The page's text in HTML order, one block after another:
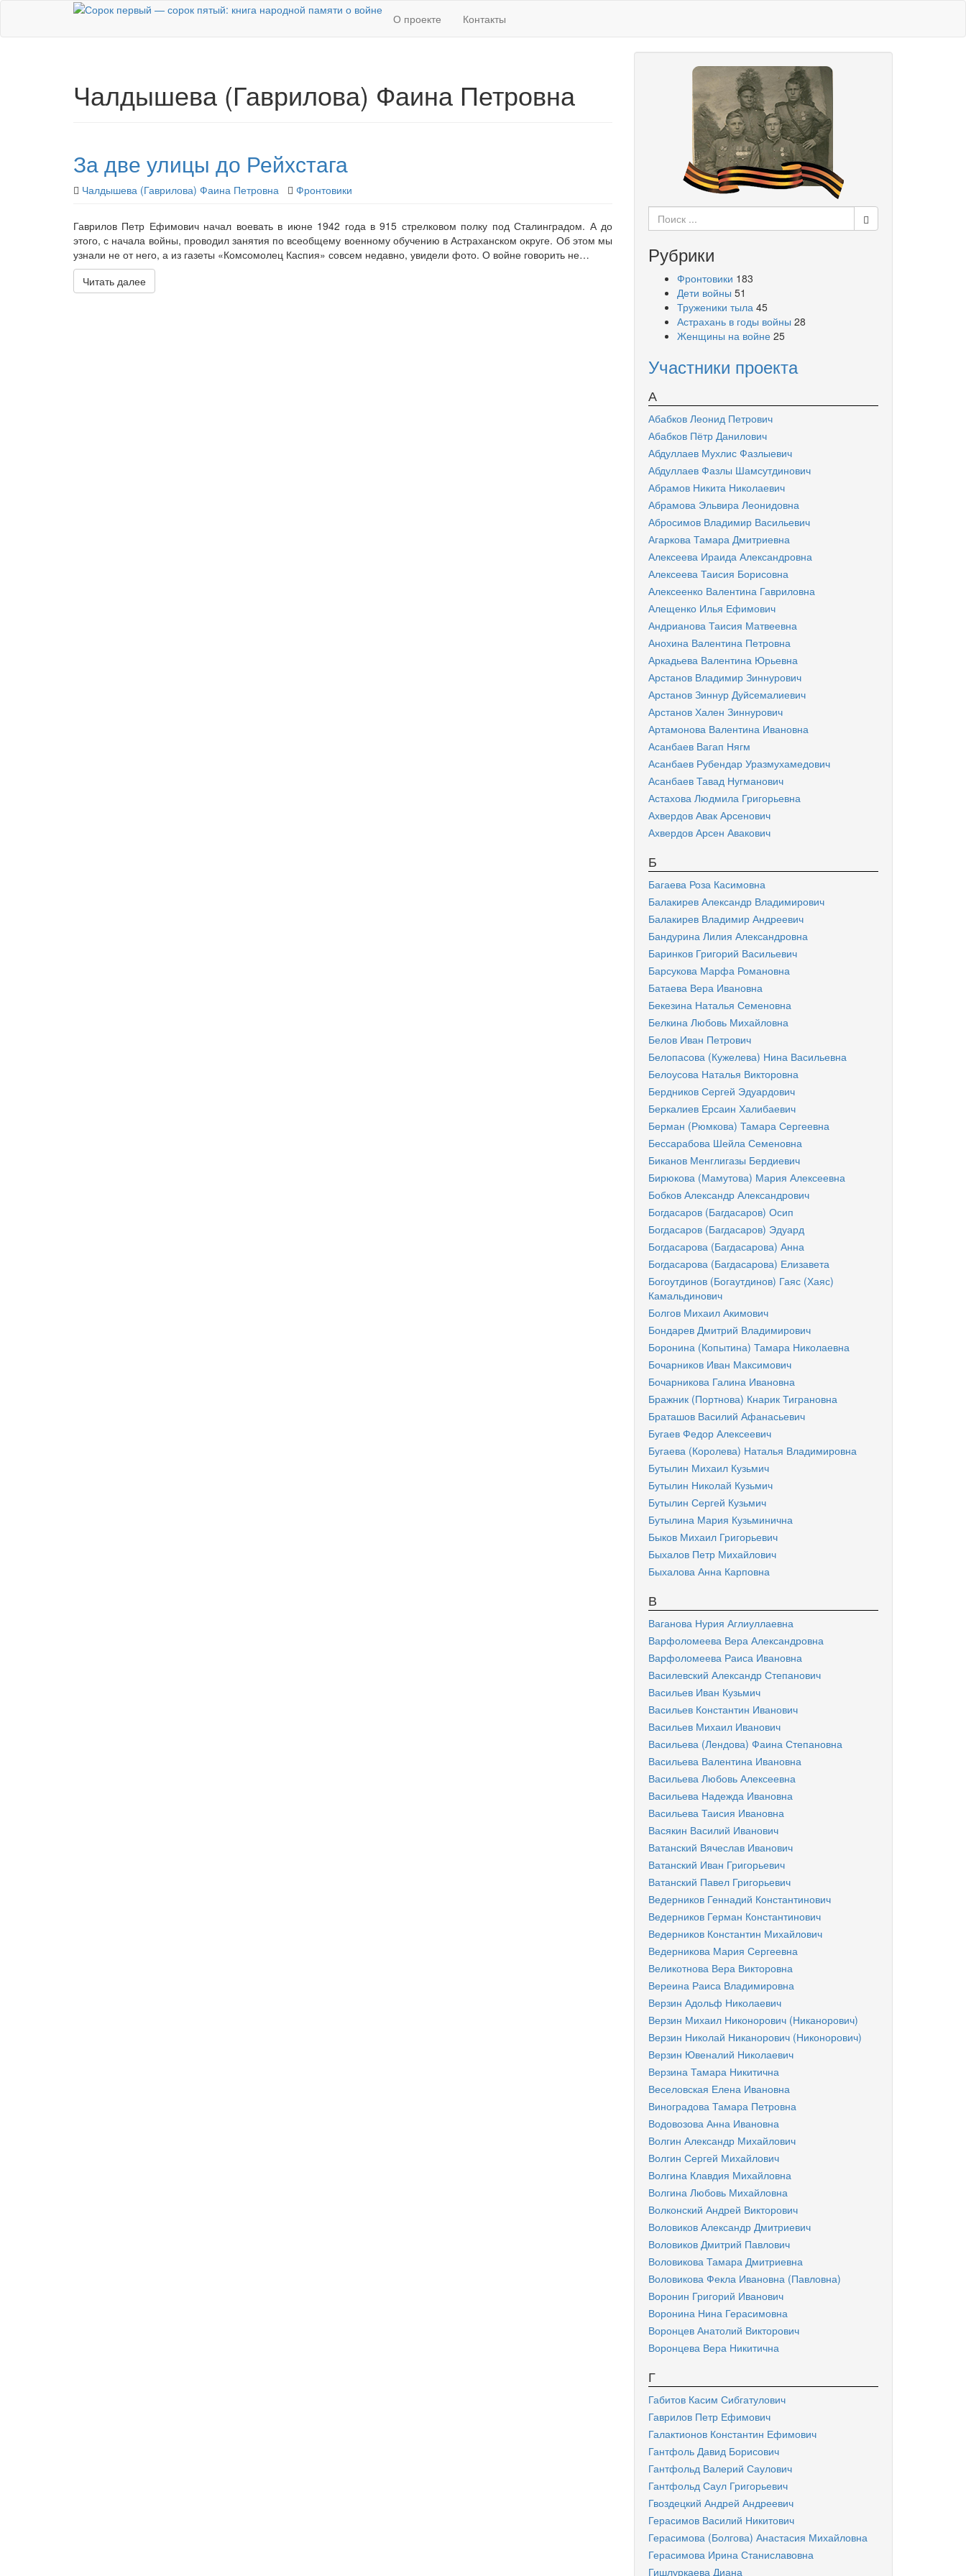
main
О проекте Контакты
Чалдышева (Гаврилова) Фаина Петровна
За две улицы до Рейхстага
Чалдышева (Гаврилова) Фаина Петровна Фронтовики
Гаврилов Петр Ефимович начал воевать в июне 1942 года в 915 стрелковом полку под Сталинградом. А до
этого, с начала войны, проводил занятия по всеобщему военному обучению в Астраханском округе. Об этом мы
узнали не от него, а из газеты «Комсомолец Каспия» совсем недавно, увидели фото. О войне говорить не…
Читать далее
Поиск
для:
Рубрики
Фронтовики 183
Дети войны 51
Труженики тыла 45
Астрахань в годы войны 28
Женщины на войне 25
Участники проекта
А
Абабков Леонид Петрович
Абабков Пётр Данилович
Абдуллаев Мухлис Фазлыевич
Абдуллаев Фазлы Шамсутдинович
Абрамов Никита Николаевич
Абрамова Эльвира Леонидовна
Абросимов Владимир Васильевич
Агаркова Тамара Дмитриевна
Алексеева Ираида Александровна
Алексеева Таисия Борисовна
Алексеенко Валентина Гавриловна
Алещенко Илья Ефимович
Андрианова Таисия Матвеевна
Анохина Валентина Петровна
Аркадьева Валентина Юрьевна
Арстанов Владимир Зиннурович
Арстанов Зиннур Дуйсемалиевич
Арстанов Хален Зиннурович
Артамонова Валентина Ивановна
Асанбаев Вагап Нягм
Асанбаев Рубендар Уразмухамедович
Асанбаев Тавад Нугманович
Астахова Людмила Григорьевна
Ахвердов Авак Арсенович
Ахвердов Арсен Авакович
Б
Багаева Роза Касимовна
Балакирев Александр Владимирович
Балакирев Владимир Андреевич
Бандурина Лилия Александровна
Баринков Григорий Васильевич
Барсукова Марфа Романовна
Батаева Вера Ивановна
Бекезина Наталья Семеновна
Белкина Любовь Михайловна
Белов Иван Петрович
Белопасова (Кужелева) Нина Васильевна
Белоусова Наталья Викторовна
Бердников Сергей Эдуардович
Беркалиев Ерсаин Халибаевич
Берман (Рюмкова) Тамара Сергеевна
Бессарабова Шейла Семеновна
Биканов Менглигазы Бердиевич
Бирюкова (Мамутова) Мария Алексеевна
Бобков Александр Александрович
Богдасаров (Багдасаров) Осип
Богдасаров (Багдасаров) Эдуард
Богдасарова (Багдасарова) Анна
Богдасарова (Багдасарова) Елизавета
Богоутдинов (Богаутдинов) Гаяс (Хаяс)
Камальдинович
Болгов Михаил Акимович
Бондарев Дмитрий Владимирович
Боронина (Копытина) Тамара Николаевна
Бочарников Иван Максимович
Бочарникова Галина Ивановна
Бражник (Портнова) Кнарик Тиграновна
Браташов Василий Афанасьевич
Бугаев Федор Алексеевич
Бугаева (Королева) Наталья Владимировна
Бутылин Михаил Кузьмич
Бутылин Николай Кузьмич
Бутылин Сергей Кузьмич
Бутылина Мария Кузьминична
Быков Михаил Григорьевич
Быхалов Петр Михайлович
Быхалова Анна Карповна
В
Ваганова Нурия Аглиуллаевна
Варфоломеева Вера Александровна
Варфоломеева Раиса Ивановна
Василевский Александр Степанович
Васильев Иван Кузьмич
Васильев Константин Иванович
Васильев Михаил Иванович
Васильева (Лендова) Фаина Степановна
Васильева Валентина Ивановна
Васильева Любовь Алексеевна
Васильева Надежда Ивановна
Васильева Таисия Ивановна
Васякин Василий Иванович
Ватанский Вячеслав Иванович
Ватанский Иван Григорьевич
Ватанский Павел Григорьевич
Ведерников Геннадий Константинович
Ведерников Герман Константинович
Ведерников Константин Михайлович
Ведерникова Мария Сергеевна
Великотнова Вера Викторовна
Вереина Раиса Владимировна
Верзин Адольф Николаевич
Верзин Михаил Никонорович (Никанорович)
Верзин Николай Никанорович (Никонорович)
Верзин Ювеналий Николаевич
Верзина Тамара Никитична
Веселовская Елена Ивановна
Виноградова Тамара Петровна
Водовозова Анна Ивановна
Волгин Александр Михайлович
Волгин Сергей Михайлович
Волгина Клавдия Михайловна
Волгина Любовь Михайловна
Волконский Андрей Викторович
Воловиков Александр Дмитриевич
Воловиков Дмитрий Павлович
Воловикова Тамара Дмитриевна
Воловикова Фекла Ивановна (Павловна)
Воронин Григорий Иванович
Воронина Нина Герасимовна
Воронцев Анатолий Викторович
Воронцева Вера Никитична
Г
Габитов Касим Сибгатулович
Гаврилов Петр Ефимович
Галактионов Константин Ефимович
Гантфоль Давид Борисович
Гантфольд Валерий Саулович
Гантфольд Саул Григорьевич
Гвоздецкий Андрей Андреевич
Герасимов Василий Никитович
Герасимова (Болгова) Анастасия Михайловна
Герасимова Ирина Станиславовна
Гишлуркаева Диана